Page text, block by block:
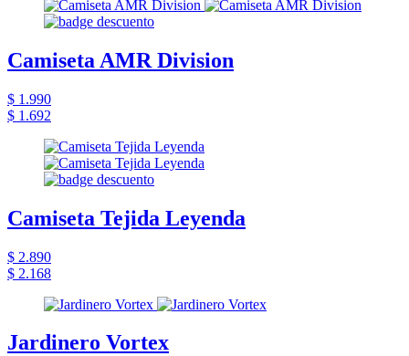
Camiseta AMR Division
$ 1.990
$ 1.692
Camiseta Tejida Leyenda
$ 2.890
$ 2.168
Jardinero Vortex